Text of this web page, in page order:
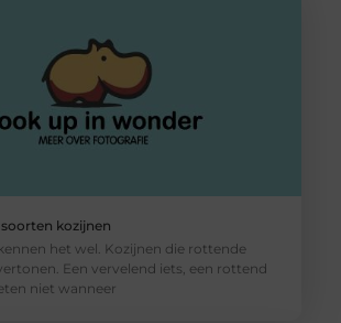
kozijnen
het wel. Kozijnen die rottende
Een vervelend iets, een rottend
niet wanneer